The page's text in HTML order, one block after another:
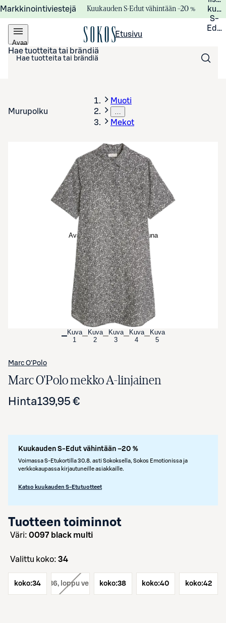
Markkinointiviestejä Kuukauden S-Edut vähintään –20 %
S-
Avaa
valikko
Etusivu
Hae tuotteita tai brändiä
Murupolku
Muoti
…
Mekot
Avaa tuotekuva suurennettuna
Kuva
1
Kuva
2
Kuva
3
Kuva
4
Kuva
5
Marc O'Polo
Marc O'Polo mekko A-linjainen
Hinta139,95 €
Kuukauden S-Edut vähintään –20 %
Voimassa S-Etukortilla 30.8. asti Sokoksella, Sokos Emotionissa ja
verkkokaupassa kirjautuneille asiakkaille.
Katso kuukauden S-Etutuotteet
Tuotteen toiminnot
väri: 0097 black multi
Valittu koko: 34
koko:34
koko: 36, loppu verkostakoko:38 koko:40 koko:42